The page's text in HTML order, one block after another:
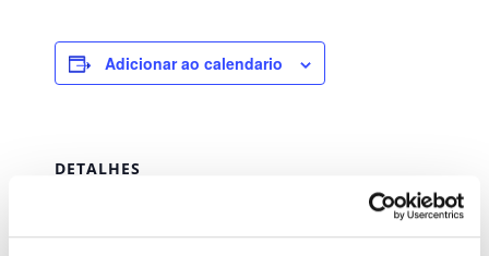
Adicionar ao calendario
DETALHES
Dezembro 7, 2023